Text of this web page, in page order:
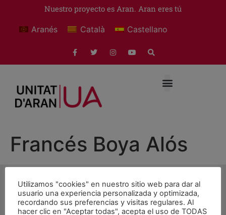
Nuestro proyecto es Aran. Aran eres tú
Aranés Català Castellano
Francés Boya Alós
Utilizamos "cookies" en nuestro sitio web para dar al
usuario una experiencia personalizada y optimizada,
recordando sus preferencias y visitas regulares. Al
hacer clic en "Aceptar todas", acepta el uso de TODAS